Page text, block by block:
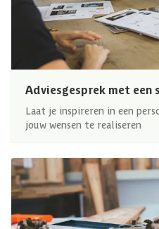
Adviesgesprek met een
Laat je inspireren in een
jouw wensen te realiseren